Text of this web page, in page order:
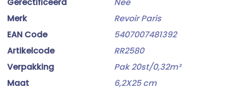
Merk
Revoir Paris
EAN Code
5407007481392
Artikelcode
RR2580
Verpakking
Pak 20st/0,32m²
Maat
6,2X25 cm